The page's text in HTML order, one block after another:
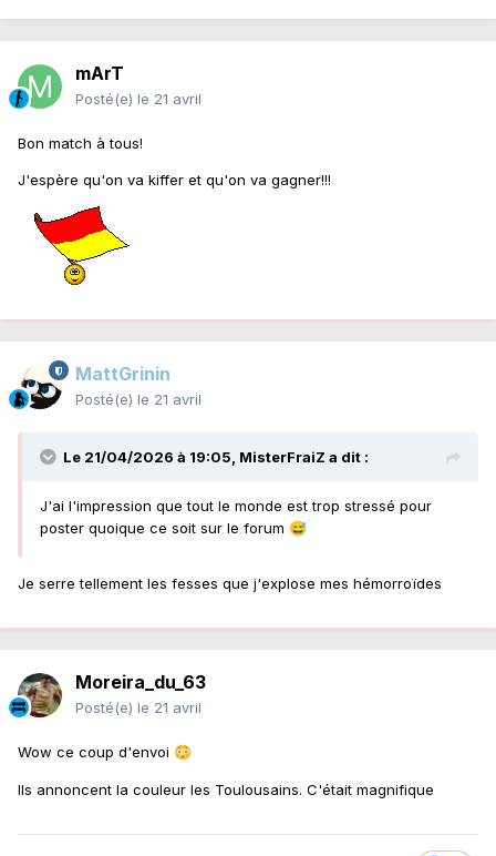
mArT
Posté(e) le 21 avril
Bon match à tous!
J'espère qu'on va kiffer et qu'on va gagner!!!
MattGrinin
Posté(e) le 21 avril
Le 21/04/2026 à 19:05, MisterFraiZ a dit :
J'ai l'impression que tout le monde est trop stressé pour
poster quoique ce soit sur le forum 😅
Je serre tellement les fesses que j'explose mes hémorroïdes
Moreira_du_63
Posté(e) le 21 avril
Wow ce coup d'envoi 😳
Ils annoncent la couleur les Toulousains. C'était magnifique